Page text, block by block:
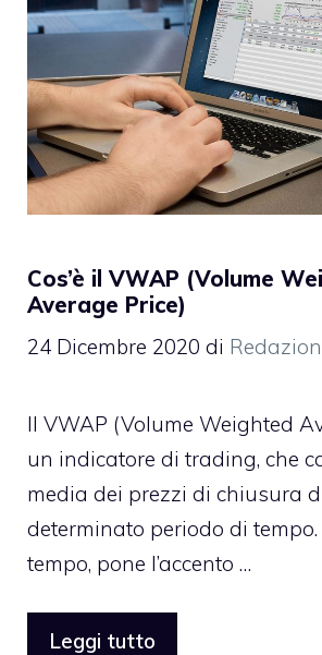
Cos’è il VWAP (Volume
Average Price)
24 Dicembre 2020 di
Il VWAP (Volume Weighted
un indicatore di trading, che
media dei prezzi di chiusura
determinato periodo di
tempo, pone l’accento …
Leggi tutto